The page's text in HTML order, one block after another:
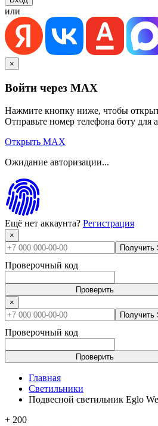
или
×
Войти через MAX
Нажмите кнопку ниже, чтобы
Отправьте номер телефона боту для
Открыть MAX
Ожидание авторизации...
Ещё нет аккаунта? Регистрация
×
Получить
Проверочный код
Проверить
×
Получить
Проверочный код
Проверить
Главная
Светильники
Подвесной светильник Eglo
+ 200